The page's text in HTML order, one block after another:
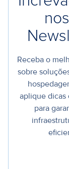
Receba o
sobre
aplique dicas
para